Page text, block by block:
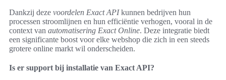
Dankzij deze voordelen Exact APIkunnen bedrijven hun
processen stroomlijnen en hun efficiëntie verhogen, vooral in de
context van automatisering Exact Online. Deze integratie biedt
een significante boost voor elke webshop die zich in een steeds
grotere online markt wil onderscheiden.
Is er support bij installatie van Exact API?